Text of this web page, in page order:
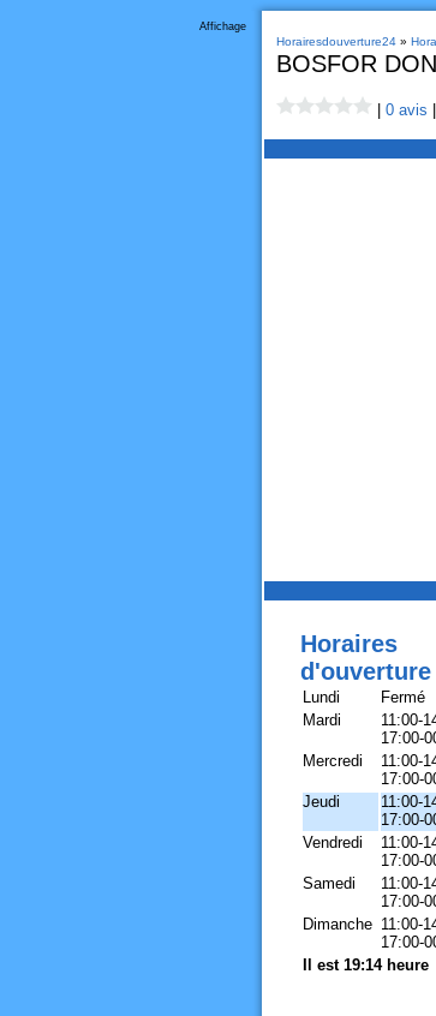
Affichage
Horairesdouverture24»
BOSFOR
0 avis
Horaires
d'ouverture
Lundi
Fermé
Mardi
11:00-
17:00-
Mercredi
11:00-
17:00-
Jeudi
11:00-
17:00-
Vendredi
11:00-
17:00-
Samedi
11:00-
17:00-
Dimanche 11:00-
17:00-
Il est 19:14 heure